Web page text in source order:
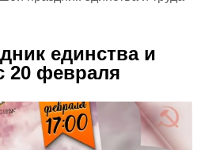
единства и
20 февраля